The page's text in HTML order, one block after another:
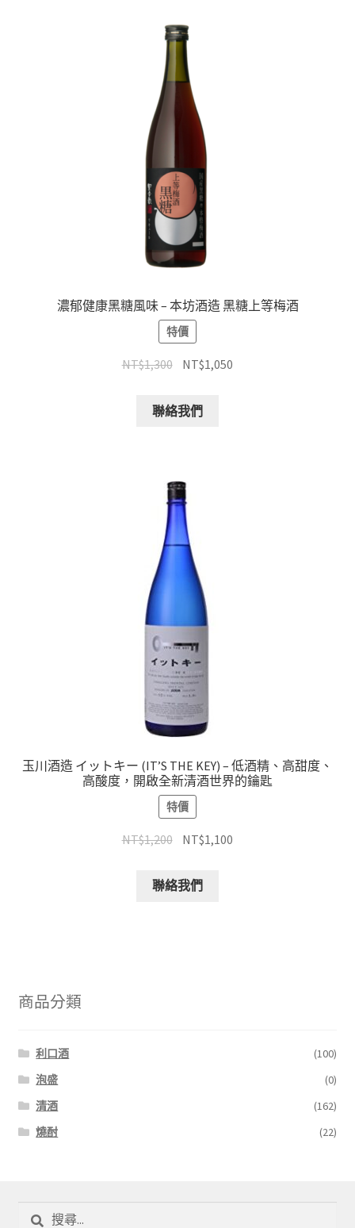
濃郁健康黑糖風味 – 本坊酒造 黑糖上等梅酒
特價
NT$1,300 NT$1,050
聯絡我們
玉川酒造 イットキー (IT’S THE KEY) – 低酒精、高甜度、
高酸度，開啟全新清酒世界的鑰匙
特價
NT$1,200 NT$1,100
聯絡我們
商品分類
利口酒
(100)
泡盛
(0)
清酒
(162)
燒酎
(22)